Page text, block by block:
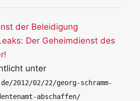
der Beleidigung
Der Geheimdienst des
unter
2012/02/22/georg-schramm-
abschaffen/